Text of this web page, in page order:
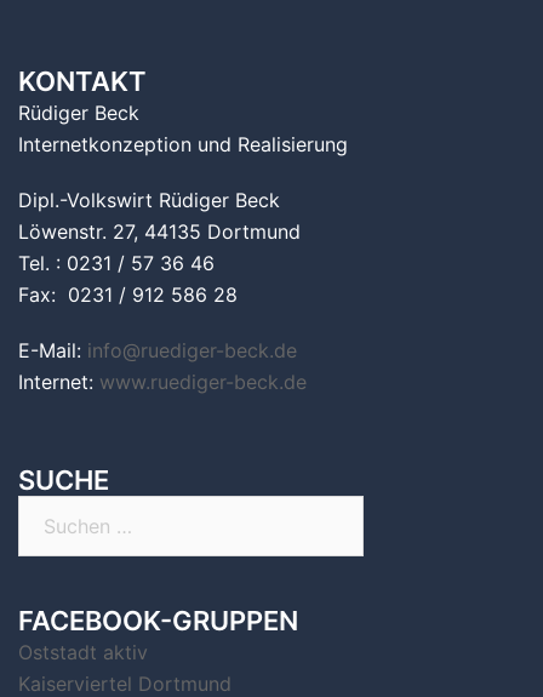
KONTAKT
Rüdiger Beck
Internetkonzeption und Realisierung
Dipl.-Volkswirt Rüdiger Beck
Löwenstr. 27, 44135 Dortmund
Tel. : 0231 / 57 36 46
Fax: 0231 / 912 586 28
E-Mail: info@ruediger-beck.de
Internet: www.ruediger-beck.de
SUCHE
nach:
FACEBOOK-GRUPPEN
Oststadt aktiv
Kaiserviertel Dortmund